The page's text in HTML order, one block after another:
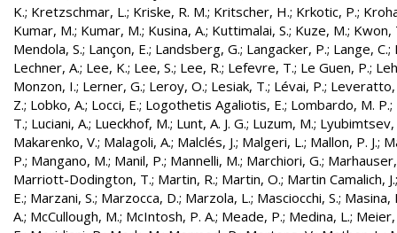
K.; Kretzschmar, L.; Kriske, R. M.; Kritscher, H.; Krkotic, P.;
Kumar, M.; Kumar, M.; Kusina, A.; Kuttimalai, S.; Kuze, M.; Kwon,
Mendola, S.; Lançon, E.; Landsberg, G.; Langacker, P.; Lange, C.;
Lechner, A.; Lee, K.; Lee, S.; Lee, R.; Lefevre, T.; Le Guen, P.;
Monzon, I.; Lerner, G.; Leroy, O.; Lesiak, T.; Lévai, P.; Leveratto,
Z.; Lobko, A.; Locci, E.; Logothetis Agaliotis, E.; Lombardo, M. P.;
T.; Luciani, A.; Lueckhof, M.; Lunt, A. J. G.; Luzum, M.; Lyubimtsev,
Makarenko, V.; Malagoli, A.; Malclés, J.; Malgeri, L.; Mallon, P. J.;
P.; Mangano, M.; Manil, P.; Mannelli, M.; Marchiori, G.;
Marriott-Dodington, T.; Martin, R.; Martin, O.; Martin Camalich, J.
E.; Marzani, S.; Marzocca, D.; Marzola, L.; Masciocchi, S.; Masina,
A.; McCullough, M.; McIntosh, P. A.; Meade, P.; Medina, L.; Meier,